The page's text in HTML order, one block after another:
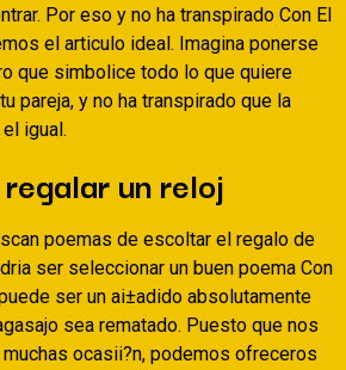
Por eso y no ha transpirado Con El
el arti­culo ideal. Imagina ponerse
que simbolice todo lo que quiere
pareja, y no ha transpirado que la
igual.
un reloj
poemas de escoltar el regalo de
ser seleccionar un buen poema Con
ser un ai±adido absolutamente
sea rematado. Puesto que nos
ocasii?n, podemos ofreceros